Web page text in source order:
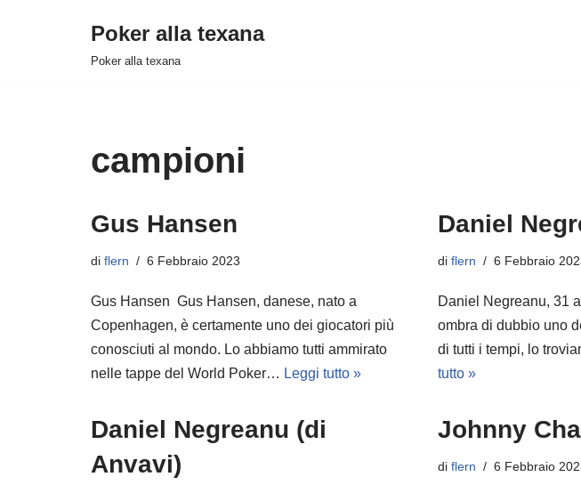
Poker alla texana
Poker alla texana
campioni
Gus Hansen
di flern 6 Febbraio 2023
Gus Hansen Gus Hansen, danese, nato a
Copenhagen, è certamente uno dei giocatori più
conosciuti al mondo. Lo abbiamo tutti ammirato
nelle tappe del World Poker… Leggi tutto »
Daniel
di flern 6 Febbraio
Daniel Negreanu, 31
ombra di dubbio uno
di tutti i tempi, lo
tutto »
Daniel Negreanu (di
Anvavi)
Johnny
di flern 6 Febbraio